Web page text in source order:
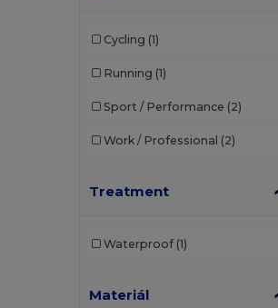
Brook Taverner
CamelBak
Cycling (1)
Running (1)
Sport / Performance (2)
Work / Professional (2)
Treatment
Waterproof (1)
Materiál